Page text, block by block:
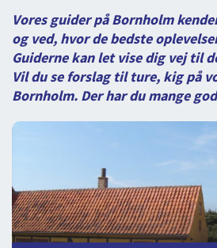
BOOKING
FOREDRAG
Vores guider på Bornholm
og ved, hvor de bedste
Guiderne kan let vise dig vej til
Vil du se forslag til ture, kig på
Bornholm. Der har du mange